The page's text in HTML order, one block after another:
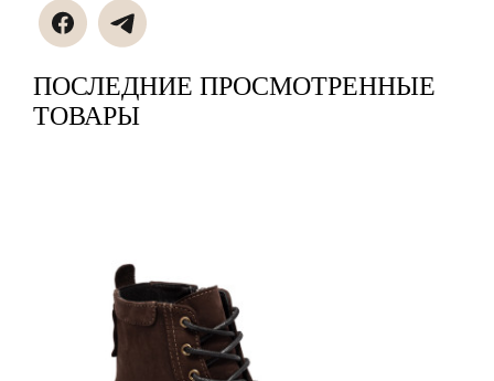
ПОСЛЕДНИЕ ПРОСМОТРЕННЫЕ
ТОВАРЫ